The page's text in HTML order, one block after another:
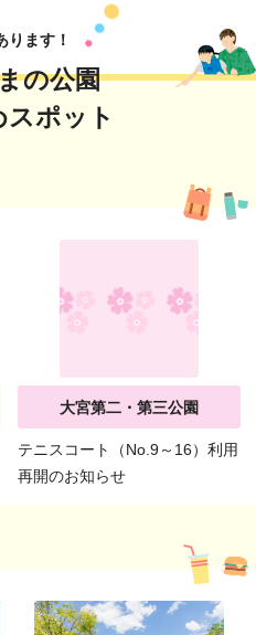
ります！
の公園
ポット
大宮第二・第三公園
テニスコート（No.9～16）利用
再開のお知らせ